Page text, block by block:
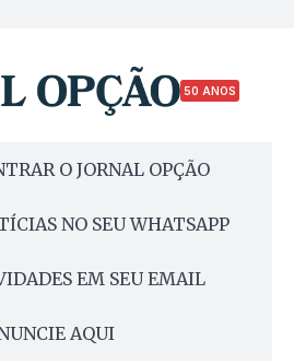
50 ANOS
O JORNAL OPÇÃO
NO SEU WHATSAPP
EM SEU EMAIL
AQUI